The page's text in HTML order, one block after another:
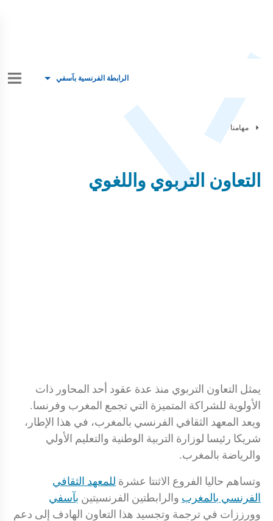
الرابطة الفرنسية بآسفي
مهامنا
التعاون التربوي واللغوي
يمثل التعاون التربوي منذ عدة عقود أحد المحاور ذات
الأولوية للشراكة المتميزة التي تجمع المغرب وفرنسا.
ويعد المعهد الثقافي الفرنسي بالمغرب، في هذا الإطار،
شريكا رئيسا لوزارة التربية الوطنية والتعليم الأولي
والرياضة بالمغرب.
وتساهم حاليا الفروع الاثنتا عشرة للمعهد الثقافي
الفرنسي بالمغرب والرابطتين الفرنسيتين بآسفي
وورززات في ترجمة وتجسيد هذا التعاون الهادف إلى دعم